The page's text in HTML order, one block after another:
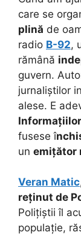
care se
plină de
radio B-92,
rămână
guvern.
jurnaliștilor
alese. E
fusese î
un emițător
Veran Matic
reținut de
Polițiștii îl
populație,